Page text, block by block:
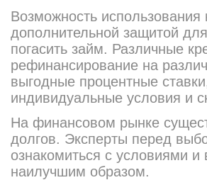
Возможность
дополнительной защитой
погасить займ. Различные
рефинансирование на
выгодные процентные
индивидуальные условия и
На финансовом рынке
долгов. Эксперты перед
ознакомиться с условиями и
наилучшим образом.